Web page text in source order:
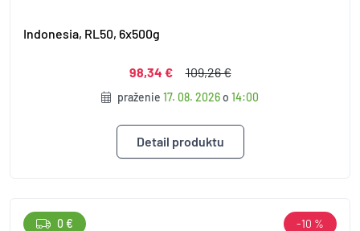
Indonesia, RL50, 6x500g
98,34 € 109,26 €
praženie 17. 08. 2026o 14:00
Detail produktu
0 € -10 %